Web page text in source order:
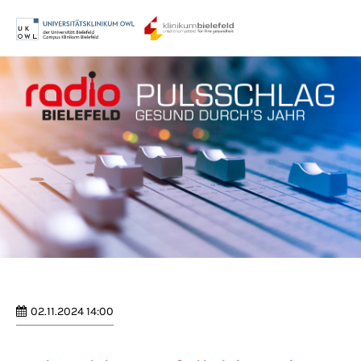
Login
Benutzername
Passwort
Anmelden
02.11.2024 14:00